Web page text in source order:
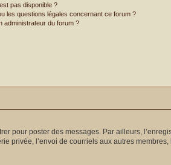
pas disponible ?
les questions légales concernant ce forum ?
administrateur du forum ?
pour poster des messages. Par ailleurs,
privée, l’envoi de courriels aux autres membres,